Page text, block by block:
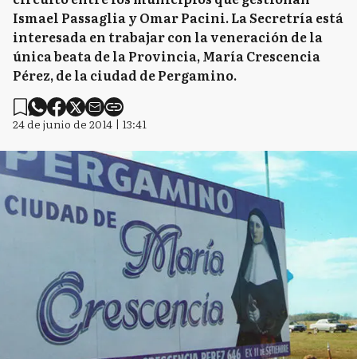
Ismael Passaglia y Omar Pacini. La Secretría está
interesada en trabajar con la veneración de la
única beata de la Provincia, María Crescencia
Pérez, de la ciudad de Pergamino.
24 de junio de 2014 | 13:41